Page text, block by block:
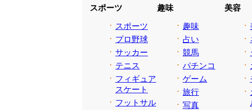
スポーツ
スポーツ
プロ野球
サッカー
テニス
フィギュア
スケート
フットサル
趣味
趣味
占い
競馬
パチンコ
ゲーム
旅行
写真
美容